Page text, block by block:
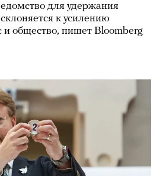
для удержания
к усилению
и общество, пишет Bloomberg